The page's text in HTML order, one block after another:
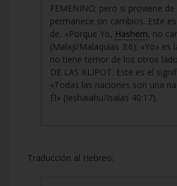
FEMENINO; pero si proviene de
permanece sin cambios. Este
de, «Porque Yo, Hashem, no
(Malají/Malaquías 3:6). «Yo» es
no tiene temor de los otros
DE LAS KLIPOT. Este es el
«Todas las naciones son una
Él» (Ieshaiahu/Isaías 40:17).
Traducción al Hebreo: